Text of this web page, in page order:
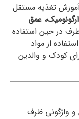
تغذیه مستقل
عمق
در حین استفاده
از مواد
کودک و والدین
و واژگونی ظرف